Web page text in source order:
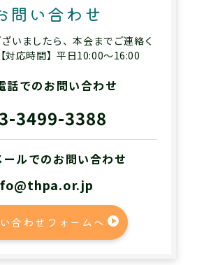
問い合わせ
いましたら、本会までご連絡く
対応時間】平日10:00～16:00
話でのお問い合わせ
3499-3388
ールでのお問い合わせ
合わせフォームへ